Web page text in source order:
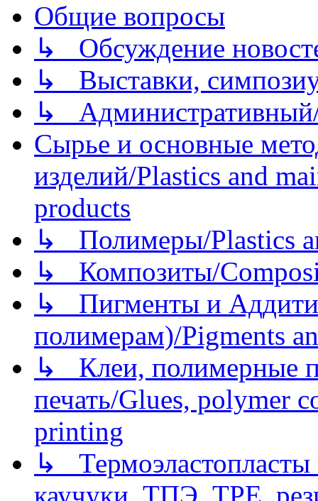
Общие вопросы
↳ Обсуждение
↳ Выставки,
↳
Сырье и основные
изделий/Plastics and
products
↳ Полимеры/Plastics
↳ Композиты/
↳ Пигменты и
полимерам)/Pigments
↳ Клеи, полимерные
печать/Glues, polymer
printing
↳